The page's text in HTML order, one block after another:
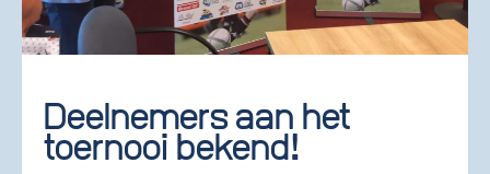
Deelnemers aan het
toernooi bekend!